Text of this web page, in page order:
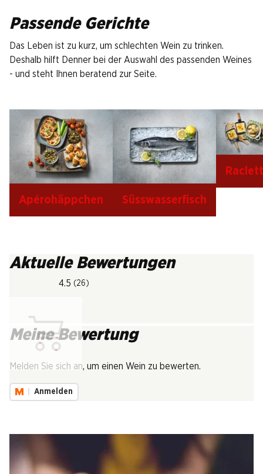
Passende Gerichte
Das Leben ist zu kurz, um schlechten Wein zu trinken.
Deshalb hilft Denner bei der Auswahl des passenden Weines
- und steht Ihnen beratend zur Seite.
Apérohäppchen Süsswasserfisch
Aktuelle Bewertungen
4.5 (26)
Meine Bewertung
Melden Sie sich an, um einen Wein zu bewerten.
Anmelden